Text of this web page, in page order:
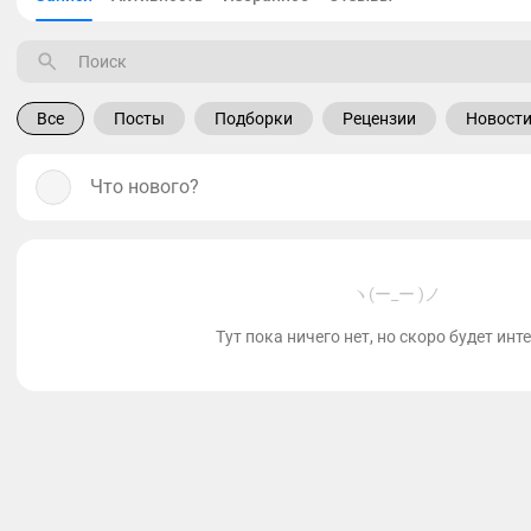
Все Посты Подборки Рецензии Новости
Что нового?
ヽ(ー_ー )ノ
Тут пока ничего нет, но скоро будет